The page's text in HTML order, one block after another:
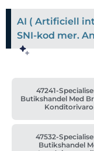
AI ( Artificiell
SNI-kod mer.
47241-
Butikshandel Med
47532-
Butikshandel